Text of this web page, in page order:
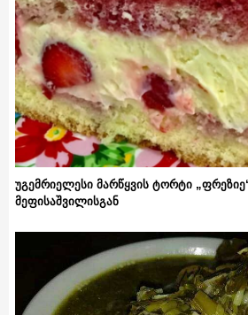
უგემრიელესი მარწყვის ტორტი
მეფისაშვილისგან